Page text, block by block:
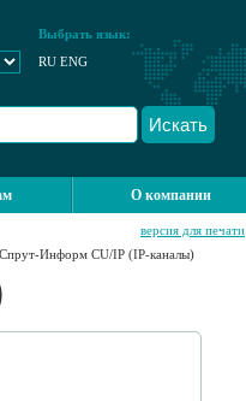
Выбрать язык:
RU ENG
Искать
О компании
Информ CU/IP (IP-каналы)
версия для печати